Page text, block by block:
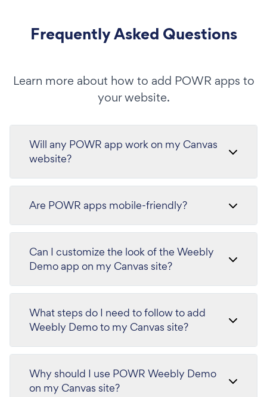
Frequently Asked Questions
Learn more about how to add POWR apps to
your website.
Will any POWR app work on my Canvas
website?
Are POWR apps mobile-friendly?
Can I customize the look of the Weebly
Demo app on my Canvas site?
What steps do I need to follow to add
Weebly Demo to my Canvas site?
Why should I use POWR Weebly Demo
on my Canvas site?